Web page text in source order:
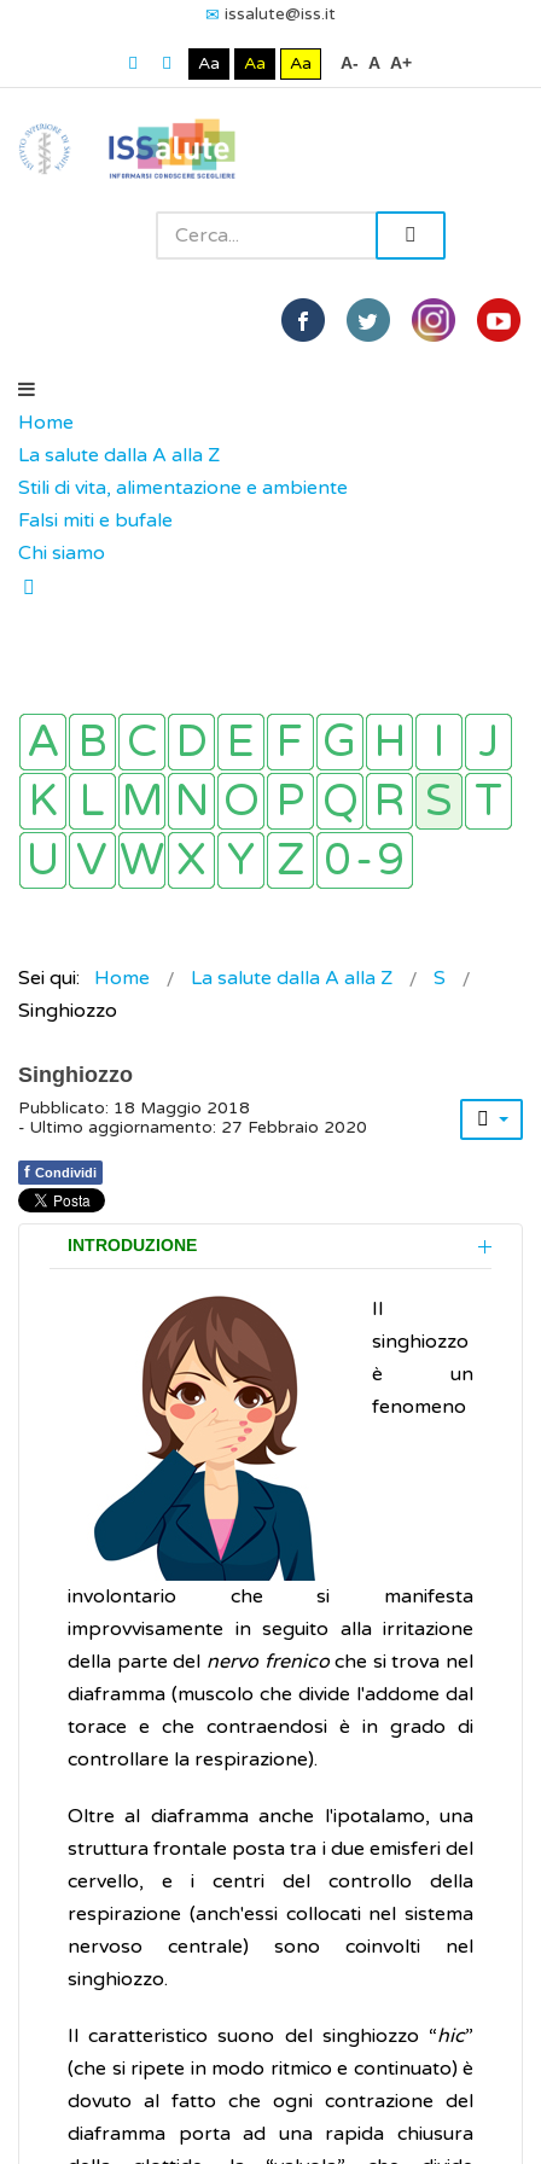
issalute@iss.it
Aa Aa Aa A- A A+
Home
La salute dalla A alla Z
Stili di vita, alimentazione e ambiente
Falsi miti e bufale
Chi siamo
Sei qui: Home La salute dalla A alla Z
S
Singhiozzo
Singhiozzo
Pubblicato: 18 Maggio 2018
- Ultimo aggiornamento: 27 Febbraio 2020
f Condividi
INTRODUZIONE
Il
singhiozzo
è un
fenomeno
involontario che si manifesta
improvvisamente in seguito alla irritazione
della parte del nervo frenicoche si trova nel
diaframma (muscolo che divide l'addome dal
torace e che contraendosi è in grado di
controllare la respirazione).
Oltre al diaframma anche l'ipotalamo, una
struttura frontale posta tra i due emisferi del
cervello, e i centri del controllo della
respirazione (anch'essi collocati nel sistema
nervoso centrale) sono coinvolti nel
singhiozzo.
Il caratteristico suono del singhiozzo “hic”
(che si ripete in modo ritmico e continuato) è
dovuto al fatto che ogni contrazione del
diaframma porta ad una rapida chiusura